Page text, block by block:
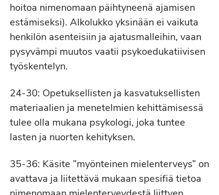
hoitoa nimenomaan päihtyneenä ajamisen
estämiseksi). Alkolukko yksinään ei vaikuta
henkilön asenteisiin ja ajatusmalleihin, vaan
pysyvämpi muutos vaatii psykoedukatiivisen
työskentelyn.
24-30: Opetuksellisten ja kasvatuksellisten
materiaalien ja menetelmien kehittämisessä
tulee olla mukana psykologi, joka tuntee
lasten ja nuorten kehityksen.
35-36: Käsite ”myönteinen mielenterveys” on
avattava ja liitettävä mukaan spesifiä tietoa